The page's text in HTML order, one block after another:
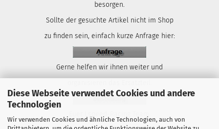
Diese Webseite verwendet Cookies und andere
Technologien
Wir verwenden Cookies und ähnliche Technologien, auch von
besorgen.
Sollte der gesuchte Artikel nicht im Shop
zu finden sein, einfach kurze Anfrage hier:
Gerne helfen wir ihnen weiter und